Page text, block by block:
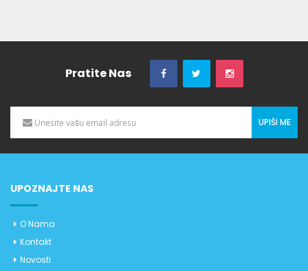
Pratite Nas
UPIŠI ME
UPOZNAJTE NAS
O Nama
Kontakt
Novosti